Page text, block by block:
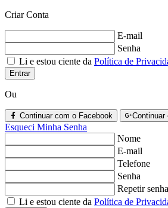
Criar Conta
E-mail
Senha
Li e estou ciente da Política de
Entrar
Ou
Continuar com o Facebook Continuar
Esqueci Minha Senha
Nome
E-mail
Telefone
Senha
Repetir senha
Li e estou ciente da Política de